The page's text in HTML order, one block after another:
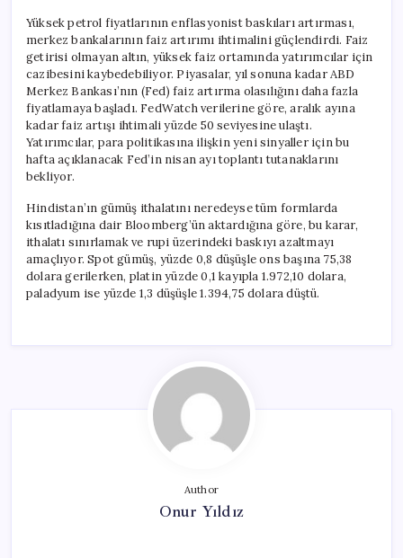
Yüksek petrol fiyatlarının enflasyonist baskıları artırması,
merkez bankalarının faiz artırımı ihtimalini güçlendirdi. Faiz
getirisi olmayan altın, yüksek faiz ortamında yatırımcılar için
cazibesini kaybedebiliyor. Piyasalar, yıl sonuna kadar ABD
Merkez Bankası’nın (Fed) faiz artırma olasılığını daha fazla
fiyatlamaya başladı. FedWatch verilerine göre, aralık ayına
kadar faiz artışı ihtimali yüzde 50 seviyesine ulaştı.
Yatırımcılar, para politikasına ilişkin yeni sinyaller için bu
hafta açıklanacak Fed’in nisan ayı toplantı tutanaklarını
bekliyor.
Hindistan’ın gümüş ithalatını neredeyse tüm formlarda
kısıtladığına dair Bloomberg’ün aktardığına göre, bu karar,
ithalatı sınırlamak ve rupi üzerindeki baskıyı azaltmayı
amaçlıyor. Spot gümüş, yüzde 0,8 düşüşle ons başına 75,38
dolara gerilerken, platin yüzde 0,1 kayıpla 1.972,10 dolara,
paladyum ise yüzde 1,3 düşüşle 1.394,75 dolara düştü.
Author
Onur Yıldız